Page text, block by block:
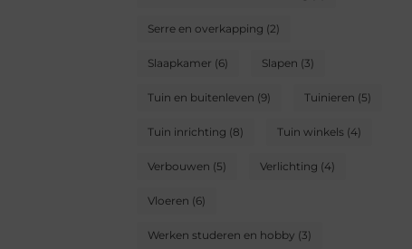
Serre en overkapping (2)
Slaapkamer (6) Slapen (3)
Tuin en buitenleven (9) Tuinieren (5)
Tuin inrichting (8) Tuin winkels (4)
Verbouwen (5) Verlichting (4)
Vloeren (6)
Werken studeren en hobby (3)